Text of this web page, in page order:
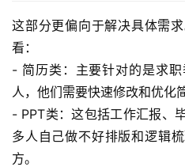
讯
赚
钱
项
目
这部分更偏向于解决具体需
看：
- 简历类：主要针对的是求
人，他们需要快速修改和优化
- PPT类：这包括工作汇报、
多人自己做不好排版和逻辑
方。